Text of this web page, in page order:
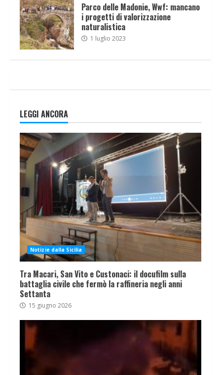
Parco delle Madonie, Wwf: mancano
i progetti di valorizzazione
naturalistica
1 luglio 2023
LEGGI ANCORA
Notizie dalla Sicilia
Tra Macari, San Vito e Custonaci: il docufilm sulla
battaglia civile che fermò la raffineria negli anni
Settanta
15 giugno 2026